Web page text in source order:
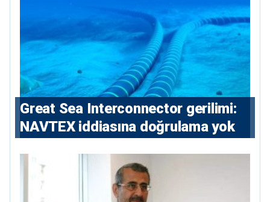
Great Sea Interconnector gerilimi:
NAVTEX iddiasına doğrulama yok